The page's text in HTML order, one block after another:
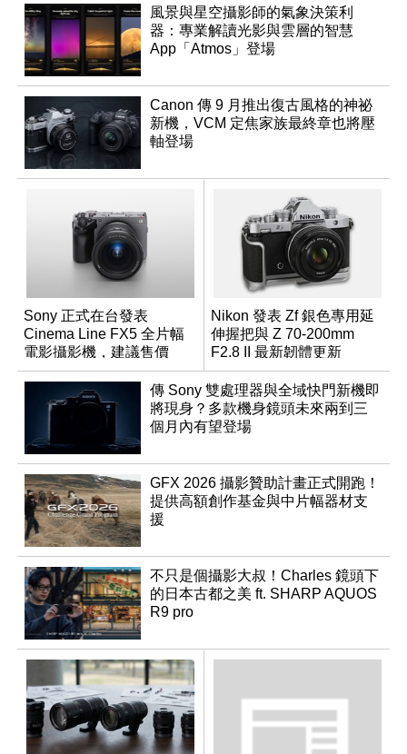
風景與星空攝影師的氣象決策利
器：專業解讀光影與雲層的智慧
App「Atmos」登場
Canon 傳 9 月推出復古風格的神祕
新機，VCM 定焦家族最終章也將壓
軸登場
Sony 正式在台發表
Cinema Line FX5 全片幅
電影攝影機，建議售價
NT$144,980
Nikon 發表 Zf 銀色專用延
伸握把與 Z 70-200mm
F2.8 II 最新韌體更新
傳 Sony 雙處理器與全域快門新機即
將現身？多款機身鏡頭未來兩到三
個月內有望登場
GFX 2026 攝影贊助計畫正式開跑！
提供高額創作基金與中片幅器材支
援
不只是個攝影大叔！Charles 鏡頭下
的日本古都之美 ft. SHARP AQUOS
R9 pro